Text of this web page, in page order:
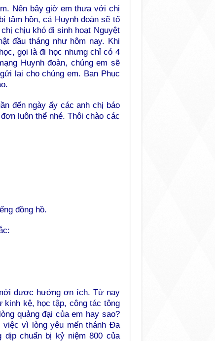
Nên bây giờ em thưa với chị
tâm hồn, cả Huynh đoàn sẽ tổ
chịu khó đi sinh hoạt Nguyệt
đầu tháng như hôm nay. Khi
gọi là đi học nhưng chỉ có 4
Huynh đoàn, chúng em sẽ
lại cho chúng em. Ban Phục
đến ngày ấy các anh chị báo
luôn thể nhé. Thôi chào các
đồng hồ.
được hưởng ơn ích. Từ nay
kinh kệ, học tập, công tác tông
quảng đại của em hay sao?
vì lòng yêu mến thánh Đa
dịp chuẩn bị kỷ niệm 800 của